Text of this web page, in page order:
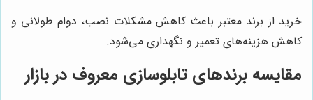
خرید از برند معتبر باعث کاهش مشکلات نصب، دوام طولانی و
کاهش هزینه‌های تعمیر و نگهداری می‌شود.
مقایسه برندهای تابلوسازی معروف در بازار